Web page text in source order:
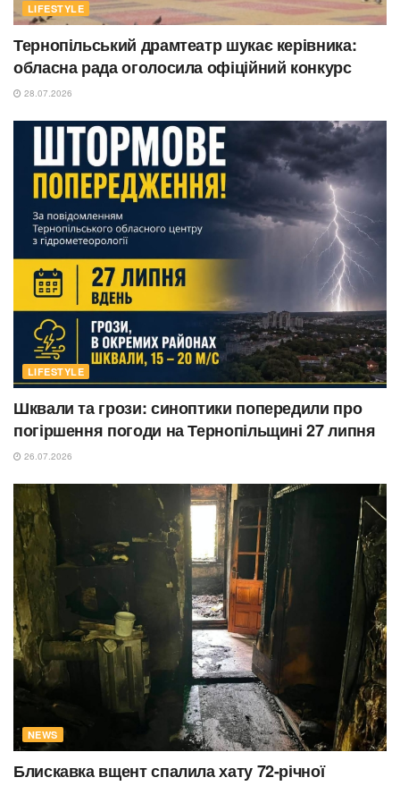
LIFESTYLE
Тернопільський драмтеатр шукає керівника:
обласна рада оголосила офіційний конкурс
28.07.2026
LIFESTYLE
Шквали та грози: синоптики попередили про
погіршення погоди на Тернопільщині 27 липня
26.07.2026
NEWS
Блискавка вщент спалила хату 72-річної